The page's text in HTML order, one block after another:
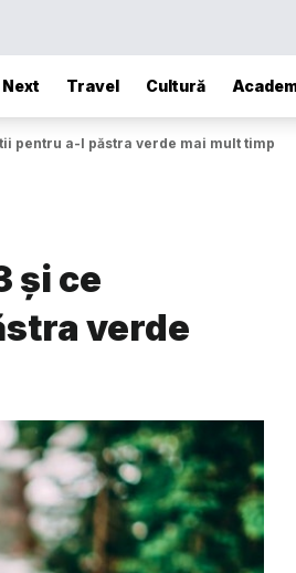
Next Travel Cultură
pentru a-l păstra verde mai mult timp
și ce
verde